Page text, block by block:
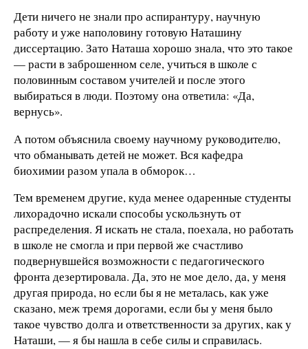
Дети ничего не знали про аспирантуру, научную
работу и уже наполовину готовую Наташину
диссертацию. Зато Наташа хорошо знала, что это такое
— расти в заброшенном селе, учиться в школе с
половинным составом учителей и после этого
выбираться в люди. Поэтому она ответила: «Да,
вернусь».
А потом объяснила своему научному руководителю,
что обманывать детей не может. Вся кафедра
биохимии разом упала в обморок…
Тем временем другие, куда менее одаренные студенты
лихорадочно искали способы ускользнуть от
распределения. Я искать не стала, поехала, но работать
в школе не смогла и при первой же счастливо
подвернувшейся возможности с педагогического
фронта дезертировала. Да, это не мое дело, да, у меня
другая природа, но если бы я не металась, как уже
сказано, меж тремя дорогами, если бы у меня было
такое чувство долга и ответственности за других, как у
Наташи, — я бы нашла в себе силы и справилась.